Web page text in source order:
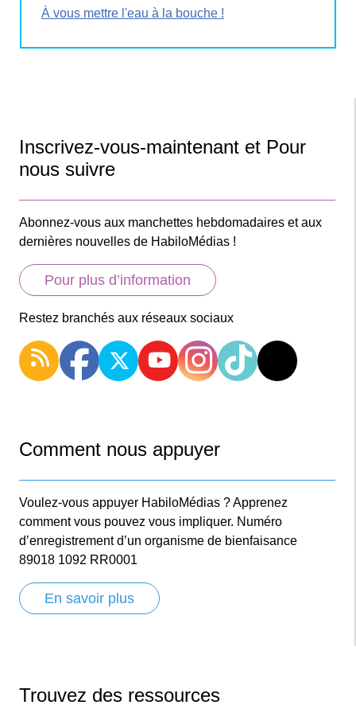
À vous mettre l'eau à la bouche !
Inscrivez-vous-maintenant et Pour
nous suivre
Abonnez-vous aux manchettes hebdomadaires et aux
dernières nouvelles de HabiloMédias !
Pour plus d’information
Restez branchés aux réseaux sociaux
Comment nous appuyer
Voulez-vous appuyer HabiloMédias ? Apprenez
comment vous pouvez vous impliquer. Numéro
d’enregistrement d’un organisme de bienfaisance
89018 1092 RR0001
En savoir plus
Trouvez des ressources